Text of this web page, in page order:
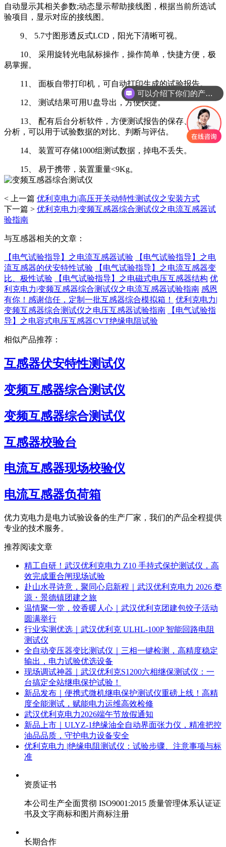
自动显示其相关参数;动态显示帮助接线图，根据当前所选试
验项目，显示对应的接线图。
9、 5.7寸图形透反式LCD，阳光下清晰可视。
10、 采用旋转光电鼠标操作，操作简单，快捷方便，极
易掌握。
11、 面板自带打印机，可自动打印生成的试验报告。
12、 测试结果可用U盘导出，方便快捷。
13、 配有后台分析软件，方便测试报告的保存、转换、
分析，可以用于试验数据的对比、判断与评估。
14、 装置可存储1000组测试数据，掉电不丢失。
15、 易于携带，装置重量<9Kg。
< 上一篇 优利克电力|高压开关动特性测试仪之安装方式
下一篇 > 优利克电力|变频互感器综合测试仪之电流互感器试
验指南
与互感器相关的文章：
【电气试验指导】之电流互感器试验
【电气试验指导】之电
流互感器的伏安特性试验
【电气试验指导】之电流互感器变
比、极性试验
【电气试验指导】之电磁式电压互感器结构 优
利克电力|变频互感器综合测试仪之电流互感器试验指南 感恩
有你！感谢信任，定制一批互感器综合模拟箱！
优利克电力|
变频互感器综合测试仪之电压互感器试验指南
【电气试验指
导】之电容式电压互感器CVT绝缘电阻试验
相似产品推荐：
互感器伏安特性测试仪
变频互感器综合测试仪
变频互感器综合测试仪
互感器校验台
电流互感器现场校验仪
电流互感器负荷箱
优力克电力是电力试验设备的生产厂家，我们的产品全程提供
专业的技术服务。
推荐阅读文章
精工自研！武汉优利克电力 Z10 手持式保护测试仪，高
效完成重合闸现场试验
赴山水寻诗意，聚同心启新程｜武汉优利克电力 2026 婺
源・景德镇团建之旅
温情聚一堂，饺香暖人心｜武汉优利克团建包饺子活动
圆满举行
行业实测优选｜武汉优利克 ULHL-100P 智能回路电阻
测试仪
全自动变压器变比测试仪｜三相一键检测，高精度稳定
输出，电力试验优选设备
现场调试神器｜武汉优利克S1200六相继保测试仪：一
台搞定全站继电保护试验！
新品发布｜便携式微机继电保护测试仪重磅上线！高精
度全能测试，赋能电力运维高效检修
武汉优利克电力2026端午节放假通知
新品上市｜ULYZ-1绝缘油全自动界面张力仪，精准把控
油品品质，守护电力设备安全
优利克电力 |绝缘电阻测试仪：试验步骤、注意事项与标
准​
资质证书
本公司生产全面贯彻 ISO9001:2015 质量管理体系认证证
书及文字商标和图片商标注册
长期合作
可以介绍下你们的产品么